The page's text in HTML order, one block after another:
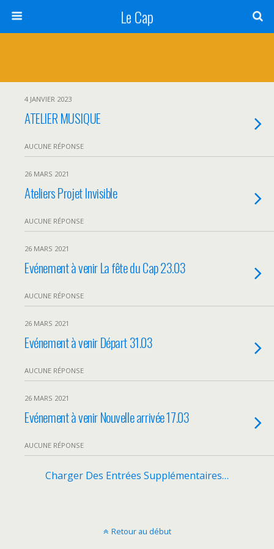
Le Cap
4 JANVIER 2023
ATELIER MUSIQUE
AUCUNE RÉPONSE
26 MARS 2021
Ateliers Projet Invisible
AUCUNE RÉPONSE
26 MARS 2021
Evénement à venir La fête du Cap 23.03
AUCUNE RÉPONSE
26 MARS 2021
Evénement à venir Départ 31.03
AUCUNE RÉPONSE
26 MARS 2021
Evénement à venir Nouvelle arrivée 17.03
AUCUNE RÉPONSE
Charger Des Entrées Supplémentaires…
Retour au début